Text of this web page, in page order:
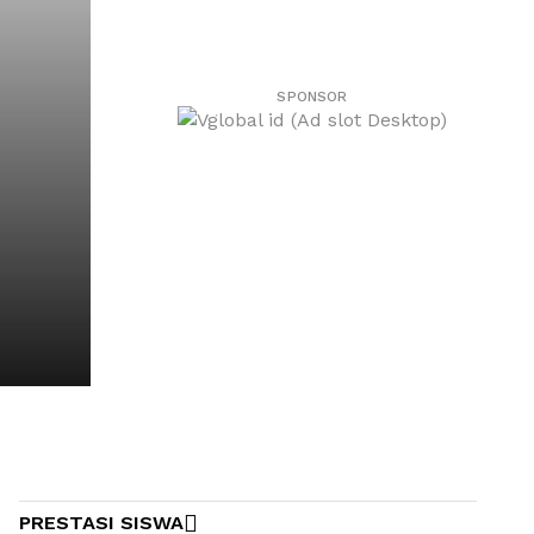
SPONSOR
PRESTASI SISWA